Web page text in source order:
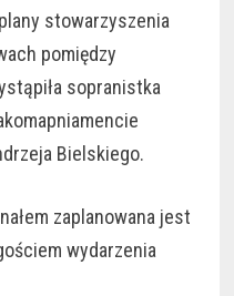
stowarzyszenia
pomiędzy
sopranistka
Bielskiego.
zaplanowana jest
wydarzenia